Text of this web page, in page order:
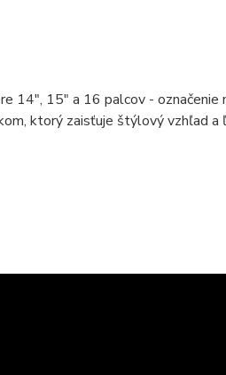
14", 15" a 16 palcov - označenie
ktorý zaisťuje štýlový vzhľad a